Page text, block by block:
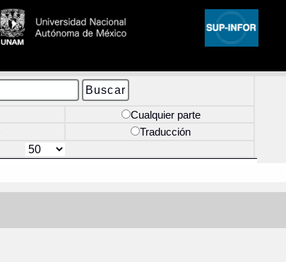
Cualquier parte
Traducción